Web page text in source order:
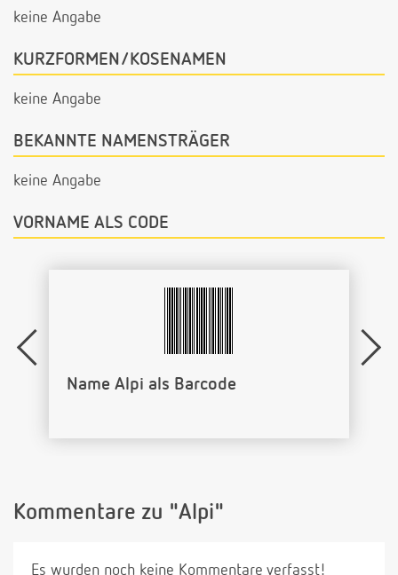
keine Angabe
KURZFORMEN/KOSENAMEN
keine Angabe
BEKANNTE NAMENSTRÄGER
keine Angabe
VORNAME ALS CODE
Name Alpi als Barcode
Kommentare zu "Alpi"
Es wurden noch keine Kommentare verfasst!